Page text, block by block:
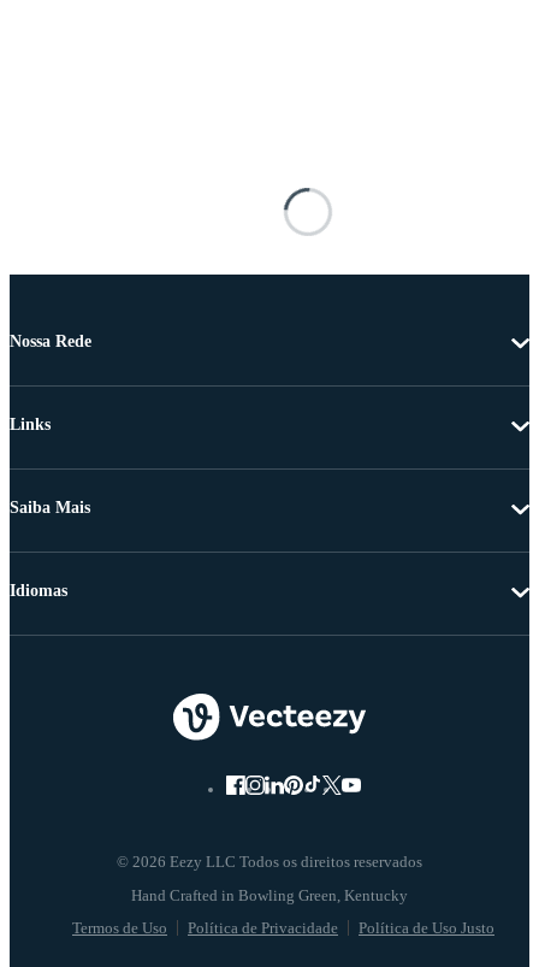
Nossa Rede
Links
Saiba Mais
© 2026 Eezy LLC Todos os direitos reservados
Termos de Uso Política de Privacidade Política de Uso Justo
Idiomas